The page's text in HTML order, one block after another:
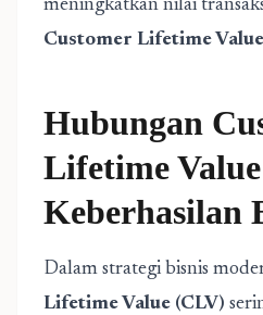
meningkatkan nilai
Customer Lifetime
Hubungan
Lifetime
Keberhasilan
Dalam strategi bisnis
Lifetime Value (CLV)